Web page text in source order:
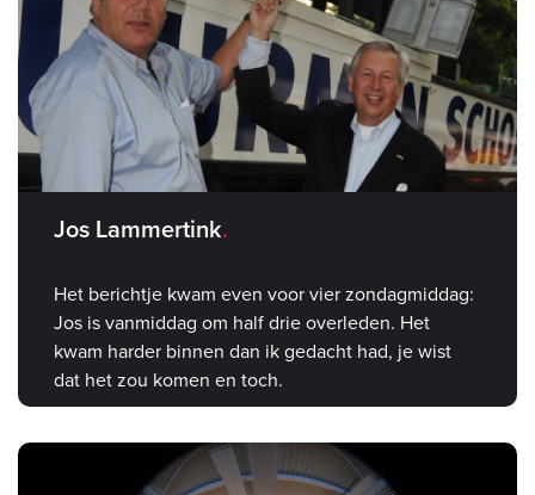
Jos Lammertink
Het berichtje kwam even voor vier zondagmiddag:
Jos is vanmiddag om half drie overleden. Het
kwam harder binnen dan ik gedacht had, je wist
dat het zou komen en toch.